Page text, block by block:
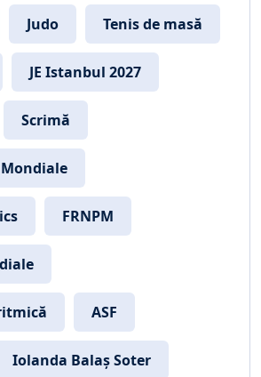
Judo Tenis de masă
JE Istanbul 2027
Scrimă
FRNPM
ASF
Iolanda Balaș Soter